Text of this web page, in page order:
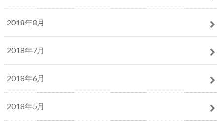
2018年8月
2018年7月
2018年6月
2018年5月